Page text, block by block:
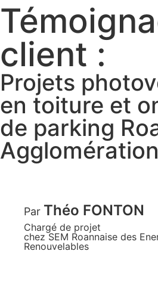
client :
Projets
en toiture et
de parking
Agglomération
Par Théo FONTON
Chargé de projet
chez SEM Roannaise des
Renouvelables